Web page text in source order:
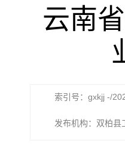
云南
索引号：gxkjj -/
发布机构：双柏县